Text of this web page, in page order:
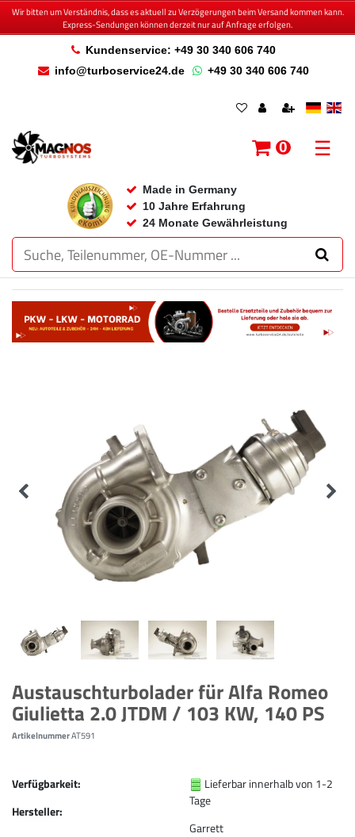
Wir bitten um Verständnis, dass es aktuell zu Verzögerungen beim Versand kommen kann.
Express-Sendungen können derzeit nur auf Anfrage erfolgen.
Kundenservice: +49 30 340 606 740
info@turboservice24.de
+49 30 340 606 740
Made in Germany
10 Jahre Erfahrung
24 Monate Gewährleistung
0 ☰
Austauschturbolader für Alfa Romeo
Giulietta 2.0 JTDM / 103 KW, 140 PS
ArtikelnummerAT591
Verfügbarkeit:
Hersteller:
Lieferbar innerhalb von 1-2
Tage
Garrett